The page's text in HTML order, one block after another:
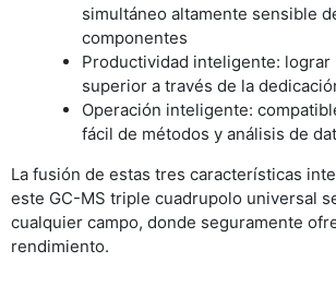
simultáneo altamente sensible
componentes
Productividad inteligente: lograr
superior a través de la
Operación inteligente:
fácil de métodos y análisis de
La fusión de estas tres características
este GC-MS triple cuadrupolo universal
cualquier campo, donde seguramente
rendimiento.